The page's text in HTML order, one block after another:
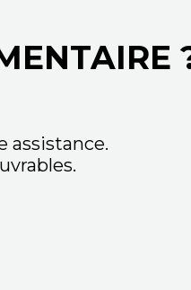
assistance.